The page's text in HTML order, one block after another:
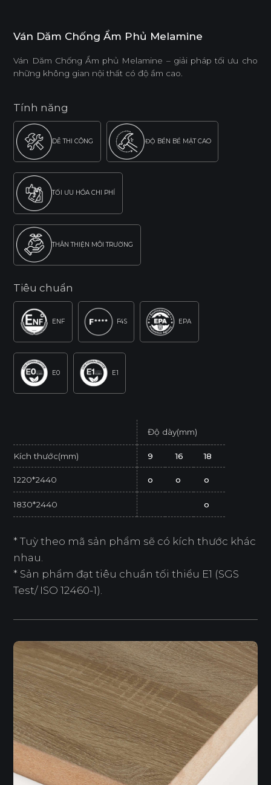
Ván Dăm Chống Ẩm Phủ Melamine
Ván Dăm Chống Ẩm phủ Melamine – giải pháp tối ưu cho
những không gian nội thất có độ ẩm cao.
Tính năng
DỄ THI CÔNG ĐỘ BỀN BỀ MẶT CAO
TỐI ƯU HÓA CHI PHÍ
THÂN THIỆN MÔI TRƯỜNG
Tiêu chuẩn
ENF F4S EPA
E0 E1
Độ dày(mm)
Kích thước(mm) 9 16 18
1220*2440 o o o
1830*2440 o
* Tuỳ theo mã sản phẩm sẽ có kích thước khác
nhau.
* Sản phẩm đạt tiêu chuẩn tối thiểu E1 (SGS
Test/ ISO 12460-1).